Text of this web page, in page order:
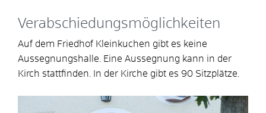
Verabschiedungsmöglichkeiten
Auf dem Friedhof Kleinkuchen gibt es keine
Aussegnungshalle. Eine Aussegnung kann in der
Kirch stattfinden. In der Kirche gibt es 90 Sitzplätze.